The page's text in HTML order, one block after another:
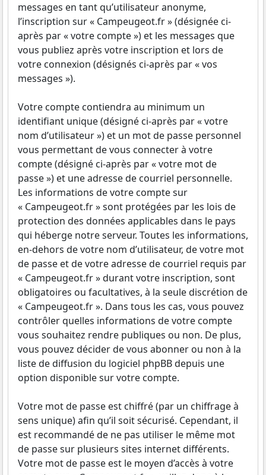
messages en tant qu’utilisateur anonyme,
l’inscription sur « Campeugeot.fr » (désignée ci-
après par « votre compte ») et les messages que
vous publiez après votre inscription et lors de
votre connexion (désignés ci-après par « vos
messages »).
Votre compte contiendra au minimum un
identifiant unique (désigné ci-après par « votre
nom d’utilisateur ») et un mot de passe personnel
vous permettant de vous connecter à votre
compte (désigné ci-après par « votre mot de
passe ») et une adresse de courriel personnelle.
Les informations de votre compte sur
« Campeugeot.fr » sont protégées par les lois de
protection des données applicables dans le pays
qui héberge notre serveur. Toutes les informations,
en-dehors de votre nom d’utilisateur, de votre mot
de passe et de votre adresse de courriel requis par
« Campeugeot.fr » durant votre inscription, sont
obligatoires ou facultatives, à la seule discrétion de
« Campeugeot.fr ». Dans tous les cas, vous pouvez
contrôler quelles informations de votre compte
vous souhaitez rendre publiques ou non. De plus,
vous pouvez décider de vous abonner ou non à la
liste de diffusion du logiciel phpBB depuis une
option disponible sur votre compte.
Votre mot de passe est chiffré (par un chiffrage à
sens unique) afin qu’il soit sécurisé. Cependant, il
est recommandé de ne pas utiliser le même mot
de passe sur plusieurs sites internet différents.
Votre mot de passe est le moyen d’accès à votre